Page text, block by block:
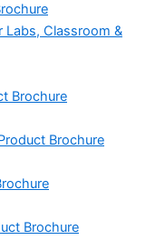
Labs, Classroom &
Brochure
Brochure
Brochure